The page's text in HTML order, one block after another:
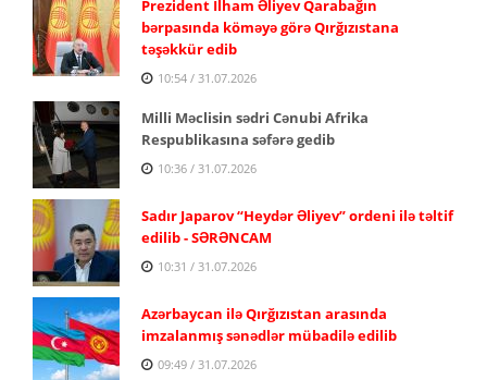
Prezident İlham Əliyev Qarabağın
bərpasında köməyə görə Qırğızıstana
təşəkkür edib
10:54 / 31.07.2026
Milli Məclisin sədri Cənubi Afrika
Respublikasına səfərə gedib
10:36 / 31.07.2026
Sadır Japarov “Heydər Əliyev” ordeni ilə təltif
edilib - SƏRƏNCAM
10:31 / 31.07.2026
Azərbaycan ilə Qırğızıstan arasında
imzalanmış sənədlər mübadilə edilib
09:49 / 31.07.2026